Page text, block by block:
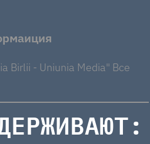
Birlii - Uniunia Media" Все